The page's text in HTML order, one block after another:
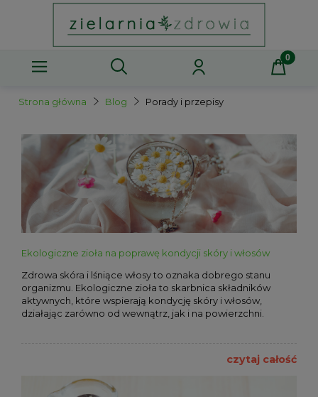
Strona główna Blog Porady i przepisy
Ekologiczne zioła na poprawę kondycji skóry i włosów
Zdrowa skóra i lśniące włosy to oznaka dobrego stanu
organizmu. Ekologiczne zioła to skarbnica składników
aktywnych, które wspierają kondycję skóry i włosów,
działając zarówno od wewnątrz, jak i na powierzchni.
czytaj całość